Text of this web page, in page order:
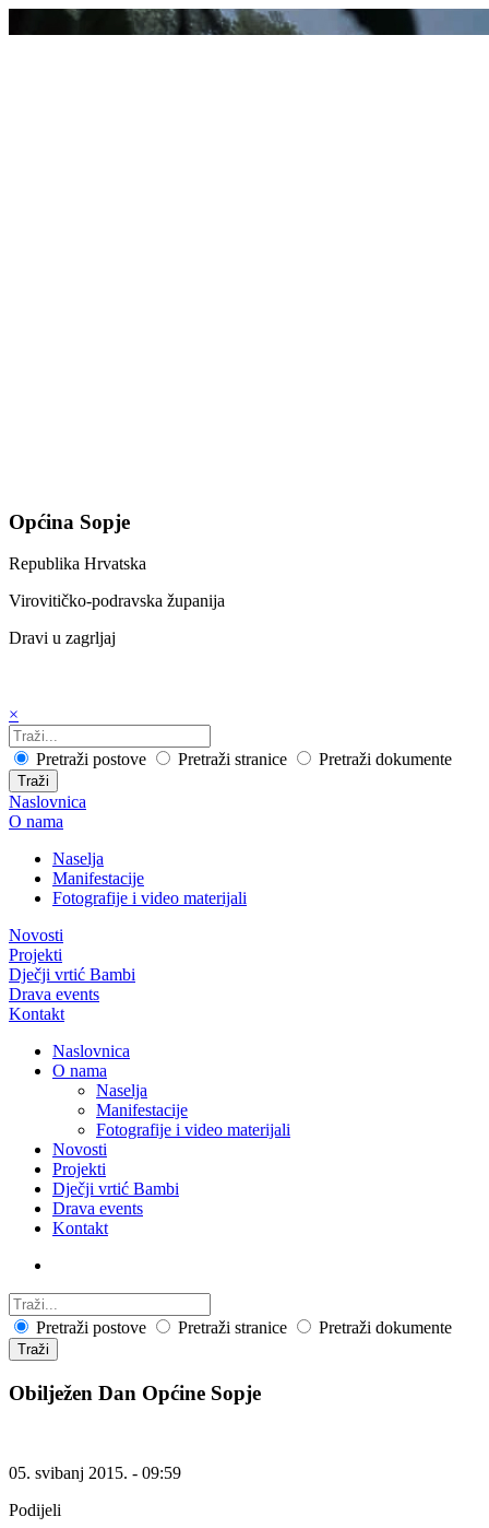
Općina Sopje
Republika Hrvatska
Virovitičko-podravska županija
Dravi u zagrljaj
×
Pretraži postove Pretraži stranice Pretraži dokumente
Traži
Naslovnica
O nama
Naselja
Manifestacije
Fotografije i video materijali
Novosti
Projekti
Dječji vrtić Bambi
Drava events
Kontakt
Naslovnica
O nama
Naselja
Manifestacije
Fotografije i video materijali
Novosti
Projekti
Dječji vrtić Bambi
Drava events
Kontakt
Pretraži postove Pretraži stranice Pretraži dokumente
Traži
Obilježen Dan Općine Sopje
05. svibanj 2015. - 09:59
Podijeli